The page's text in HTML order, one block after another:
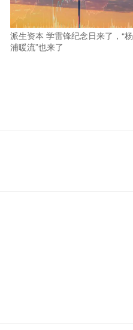
派生资本 学雷锋纪念日来了，“杨
浦暖流”也来了